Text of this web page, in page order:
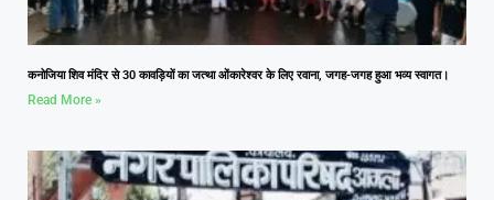
कनोजिया शिव मंदिर से 30 कावड़ियों का जत्था ओंकारेश्वर के लिए रवाना, जगह-जगह हुआ भव्य स्वागत।
Read More »